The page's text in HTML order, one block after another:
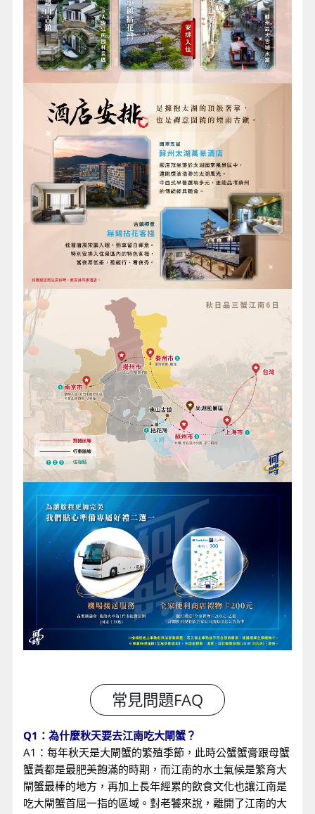
Q1：為什麼秋天要去江南吃大閘蟹？
A1：每年秋天是大閘蟹的繁殖季節，此時公蟹蟹膏跟母蟹
蟹黃都是最肥美飽滿的時期，而江南的水土氣候是繁育大
閘蟹最棒的地方，再加上長年經累的飲食文化也讓江南是
吃大閘蟹首屈一指的區域。對老饕來說，離開了江南的大